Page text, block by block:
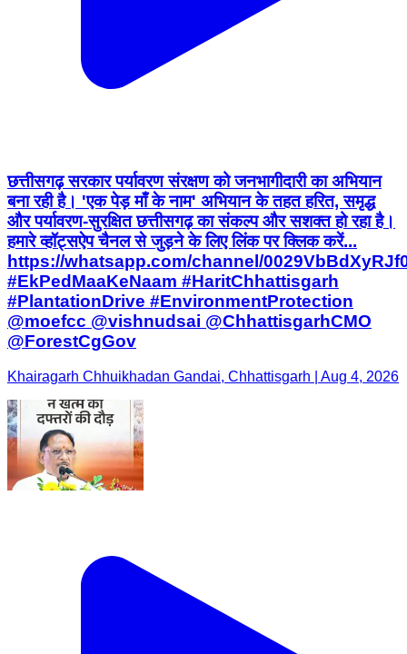
छत्तीसगढ़ सरकार पर्यावरण संरक्षण को जनभागीदारी का अभियान
बना रही है। 'एक पेड़ माँ के नाम' अभियान के तहत हरित, समृद्ध
और पर्यावरण-सुरक्षित छत्तीसगढ़ का संकल्प और सशक्त हो रहा है।
हमारे व्हॉट्सऐप चैनल से जुड़ने के लिए लिंक पर क्लिक करें...
https://whatsapp.com/channel/
#EkPedMaaKeNaam #HaritChhattisgarh
#PlantationDrive #EnvironmentProtection
@moefcc @vishnudsai @ChhattisgarhCMO
@ForestCgGov
Khairagarh Chhuikhadan Gandai, Chhattisgarh | Aug 4, 2026